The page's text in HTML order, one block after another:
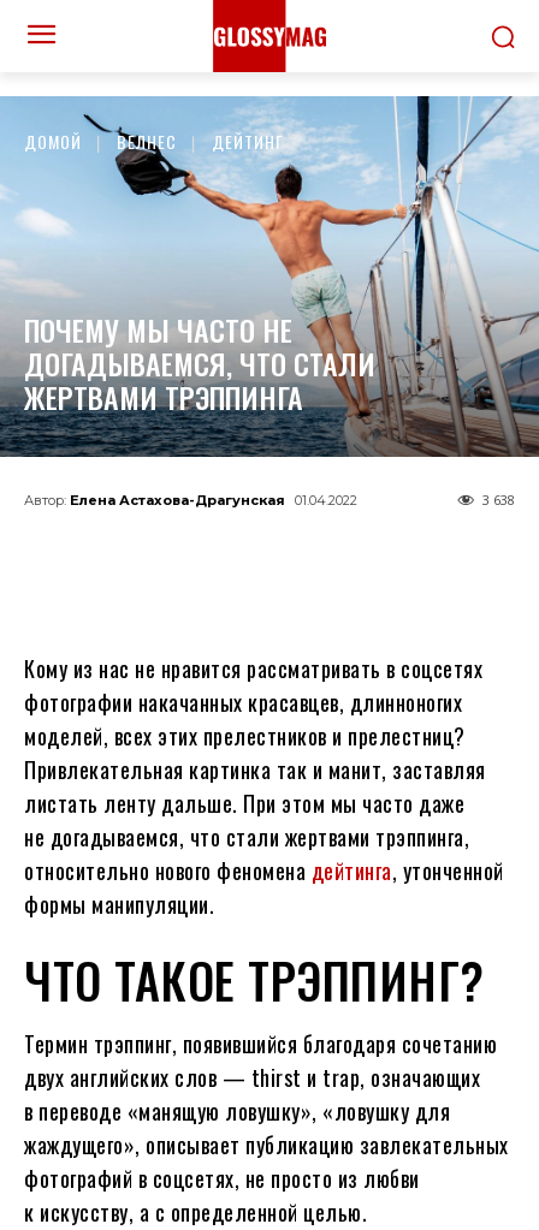
ДОМОЙ ВЕЛНЕС ДЕЙТИНГ
ПОЧЕМУ МЫ ЧАСТО НЕ
ДОГАДЫВАЕМСЯ, ЧТО СТАЛИ
ЖЕРТВАМИ ТРЭППИНГА
Автор: Елена Астахова-Драгунская 01.04.2022 3 638
Кому из нас не нравится рассматривать в соцсетях
фотографии накачанных красавцев, длинноногих
моделей, всех этих прелестников и прелестниц?
Привлекательная картинка так и манит, заставляя
листать ленту дальше. При этом мы часто даже
не догадываемся, что стали жертвами трэппинга,
относительно нового феномена дейтинга, утонченной
формы манипуляции.
ЧТО ТАКОЕ ТРЭППИНГ?
Термин трэппинг, появившийся благодаря сочетанию
двух английских слов — thirst и trap, означающих
в переводе «манящую ловушку», «ловушку для
жаждущего», описывает публикацию завлекательных
фотографий в соцсетях, не просто из любви
к искусству, а с определенной целью.